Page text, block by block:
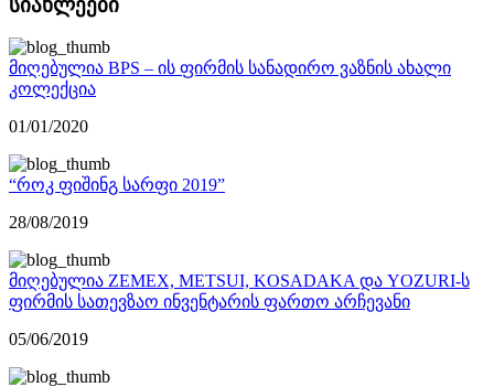
სიახლეები
მიღებულია BPS – ის ფირმის სანადირო ვაზნის ახალი
კოლექცია
01/01/2020
“როკ ფიშინგ სარფი 2019”
28/08/2019
მიღებულია ZEMEX, METSUI, KOSADAKA და YOZURI-ს
ფირმის სათევზაო ინვენტარის ფართო არჩევანი
05/06/2019